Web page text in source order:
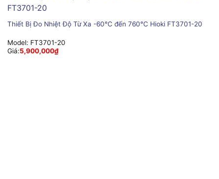
Thiết Bị Đo Nhiệt Độ Từ Xa -60°C đến 760°C Hioki FT3701-20
Model: FT3701-20
Giá:5,900,000₫